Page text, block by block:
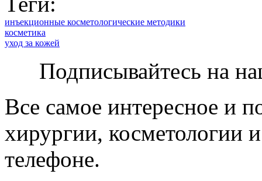
инъекционные косметологические методики
косметика
уход за кожей
Подписывайтесь на
Все самое интересное и
хирургии, косметологии
телефоне.